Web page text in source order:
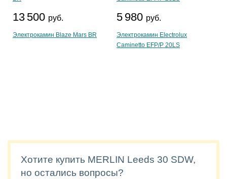
13 500 руб.
Электрокамин Blaze Mars BR
5 980 руб.
Электрокамин Electrolux
Caminetto EFP/P 20LS
Хотите купить MERLIN Leeds 30 SDW,
но остались вопросы?